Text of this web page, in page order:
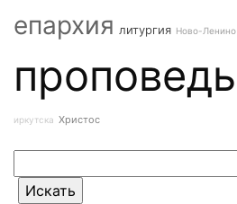
епархия литургия Ново-Ленино
проповедь
иркутска Христос